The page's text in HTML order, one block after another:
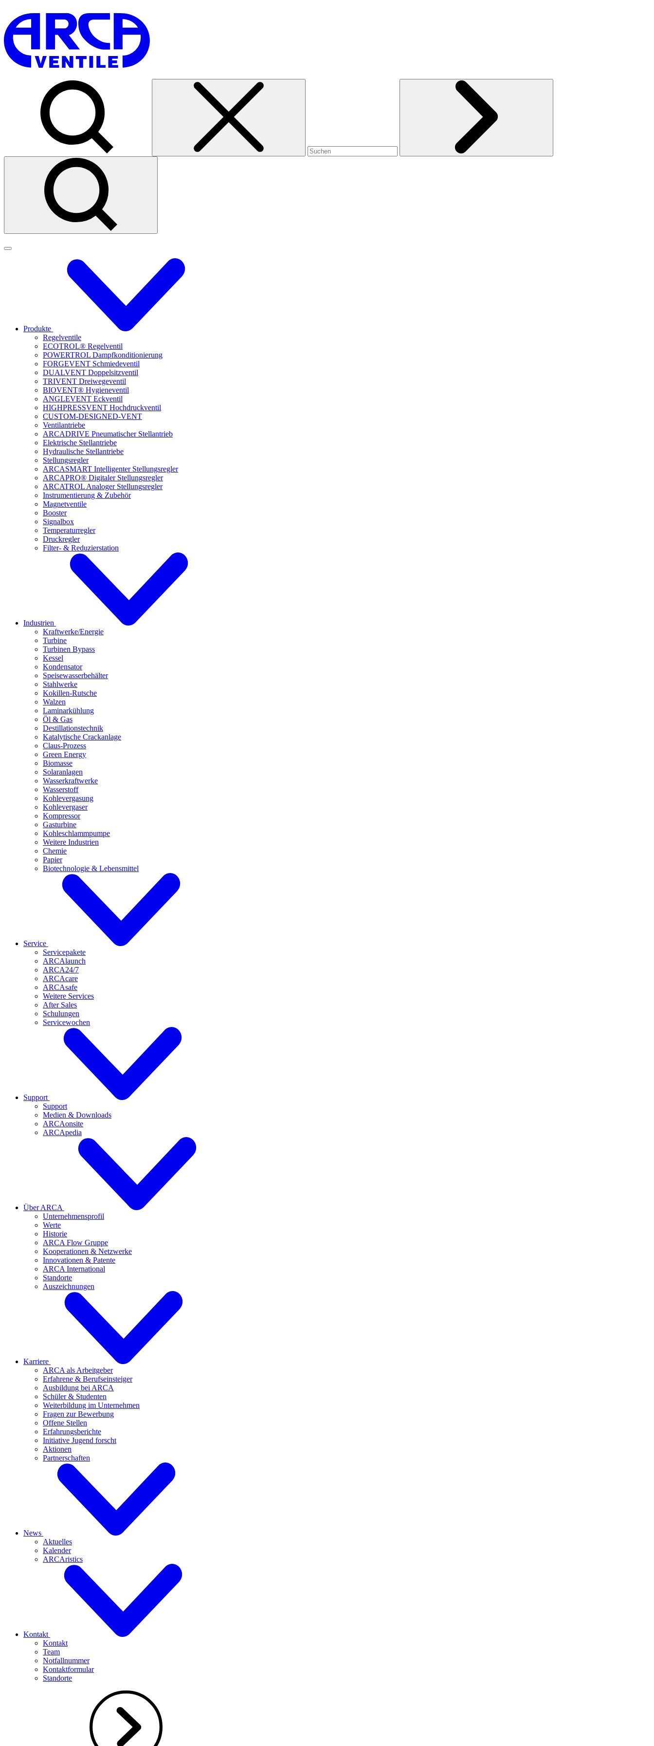
Produkte
Regelventile
ECOTROL® Regelventil
POWERTROL Dampfkonditionierung
FORGEVENT Schmiedeventil
DUALVENT Doppelsitzventil
TRIVENT Dreiwegeventil
BIOVENT® Hygieneventil
ANGLEVENT Eckventil
HIGHPRESSVENT Hochdruckventil
CUSTOM-DESIGNED-VENT
Ventilantriebe
ARCADRIVE Pneumatischer Stellantrieb
Elektrische Stellantriebe
Hydraulische Stellantriebe
Stellungsregler
ARCASMART Intelligenter Stellungsregler
ARCAPRO® Digitaler Stellungsregler
ARCATROL Analoger Stellungsregler
Instrumentierung & Zubehör
Magnetventile
Booster
Signalbox
Temperaturregler
Druckregler
Filter- & Reduzierstation
Industrien
Kraftwerke/Energie
Turbine
Turbinen Bypass
Kessel
Kondensator
Speisewasserbehälter
Stahlwerke
Kokillen-Rutsche
Walzen
Laminarkühlung
Öl & Gas
Destillationstechnik
Katalytische Crackanlage
Claus-Prozess
Green Energy
Biomasse
Solaranlagen
Wasserkraftwerke
Wasserstoff
Kohlevergasung
Kohlevergaser
Kompressor
Gasturbine
Kohleschlammpumpe
Weitere Industrien
Chemie
Papier
Biotechnologie & Lebensmittel
Service
Servicepakete
ARCAlaunch
ARCA24/7
ARCAcare
ARCAsafe
Weitere Services
After Sales
Schulungen
Servicewochen
Support
Support
Medien & Downloads
ARCAonsite
ARCApedia
Über ARCA
Unternehmensprofil
Werte
Historie
ARCA Flow Gruppe
Kooperationen & Netzwerke
Innovationen & Patente
ARCA International
Standorte
Auszeichnungen
Karriere
ARCA als Arbeitgeber
Erfahrene & Berufseinsteiger
Ausbildung bei ARCA
Schüler & Studenten
Weiterbildung im Unternehmen
Fragen zur Bewerbung
Offene Stellen
Erfahrungsberichte
Initiative Jugend forscht
Aktionen
Partnerschaften
News
Aktuelles
Kalender
ARCAristics
Kontakt
Kontakt
Team
Notfallnummer
Kontaktformular
Standorte